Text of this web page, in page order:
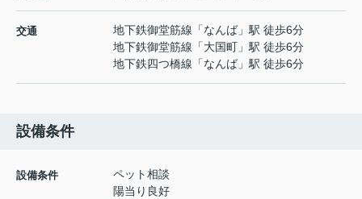
交通 地下鉄御堂筋線 「なんば 」駅 徒歩6分
地下鉄御堂筋線 「大国町 」駅 徒歩6分
地下鉄四つ橋線 「なんば 」駅 徒歩6分
設備条件
設備条件
ペット相談
陽当り良好